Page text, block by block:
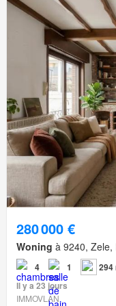
280 000 €
Woning à 9240, Zele,
4 1
294
Il y a 23 jours
IMMOVLAN